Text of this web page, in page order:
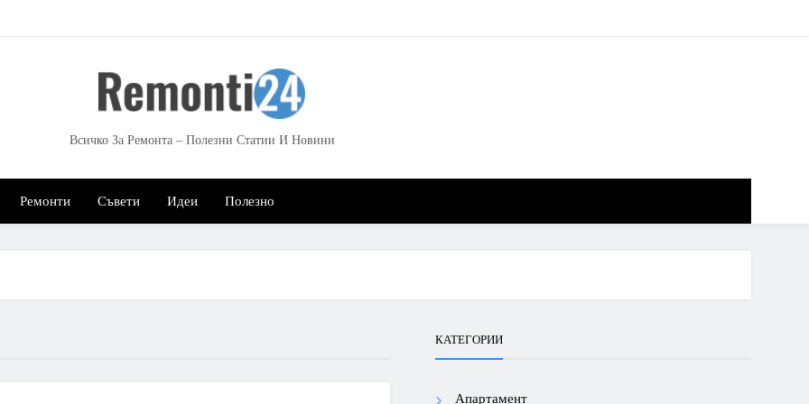
Всичко За Ремонта – Полезни Статии И Новини
Ремонти Съвети Идеи Полезно
КАТЕГОРИИ
Апартамент